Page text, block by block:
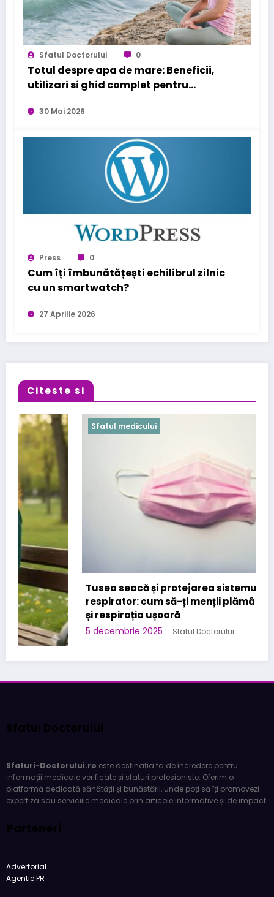
Sfatul Doctorului 0
Totul despre apa de mare: Beneficii,
utilizari si ghid complet pentru
sanatatea familiei tale
30 Mai 2026
Press 0
Cum îți îmbunătățești echilibrul zilnic
cu un smartwatch?
27 Aprilie 2026
Citeste si
Sfatul medicului
Tusea seacă și protejarea sistemului
respirator: cum să-ți menții plămânii sănătoși
și respirația ușoară
5 decembrie 2025 Sfatul Doctorului
Sfatul Doctorului
Sfaturi-Doctorului.ro este destinația ta de încredere pentru
informații medicale verificate și sfaturi profesioniste. Oferim o
platformă dedicată sănătății și bunăstării, unde poți să îți promovezi
expertiza sau serviciile medicale prin articole informative și de impact.
Parteneri
Advertorial
Agentie PR